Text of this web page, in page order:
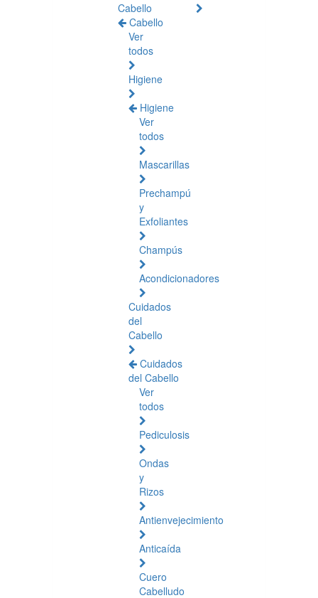
Cabello
Cabello
Ver
todos
Higiene
Higiene
Ver
todos
Mascarillas
Prechampú
y
Exfoliantes
Champús
Acondicionadores
Cuidados
del
Cabello
Cuidados
del Cabello
Ver
todos
Pediculosis
Ondas
y
Rizos
Antienvejecimiento
Anticaída
Cuero
Cabelludo